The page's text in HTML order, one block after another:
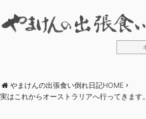
やまけんの出張食い倒れ日記HOME
実はこれからオーストラリアへ行ってきます。